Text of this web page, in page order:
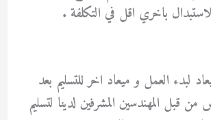
باخري اقل في التكلفة .
لبدء العمل و ميعاد اخر للتسليم بعد
قبل المهندسين المشرفين لدينا لتسليم